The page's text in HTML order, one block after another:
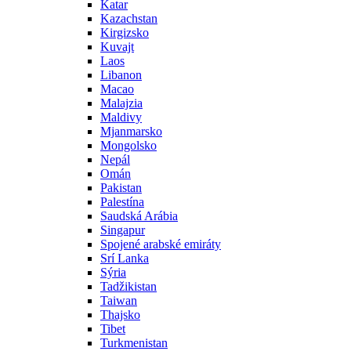
Katar
Kazachstan
Kirgizsko
Kuvajt
Laos
Libanon
Macao
Malajzia
Maldivy
Mjanmarsko
Mongolsko
Nepál
Omán
Pakistan
Palestína
Saudská Arábia
Singapur
Spojené arabské emiráty
Srí Lanka
Sýria
Tadžikistan
Taiwan
Thajsko
Tibet
Turkmenistan